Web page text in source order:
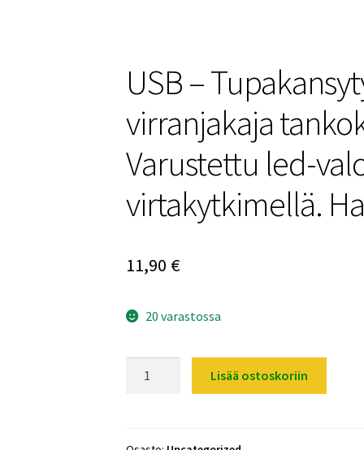
USB –
virranjakaja
Varustettu led-
virtakytkimellä.
11,90 €
20 varastossa
Lisää ostoskoriin